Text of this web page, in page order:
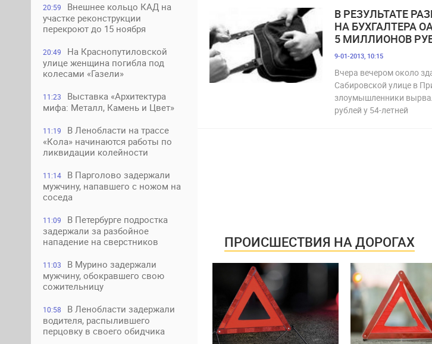
20:59
Внешнее кольцо КАД на
участке реконструкции
перекроют до 15 ноября
20:49
На Краснопутиловской
улице женщина погибла под
колесами «Газели»
11:23
Выставка «Архитектура
мифа: Металл, Камень и Цвет»
11:19
В Ленобласти на трассе
«Кола» начинаются работы по
ликвидации колейности
11:14
В Парголово задержали
мужчину, напавшего с ножом на
соседа
11:09
В Петербурге подростка
задержали за разбойное
нападение на сверстников
11:03
В Мурино задержали
мужчину, обокравшего свою
сожительницу
10:58
В Ленобласти задержали
водителя, распылившего
перцовку в своего обидчика
В РЕЗУЛЬТАТЕ
НА БУХГАЛТЕРА
5 МИЛЛИОНОВ
9-01-2013, 10:15
Вчера вечером около
Сабировской улице в
злоумышленники
рублей у 54-летней
ПРОИСШЕСТВИЯ НА ДОРОГАХ